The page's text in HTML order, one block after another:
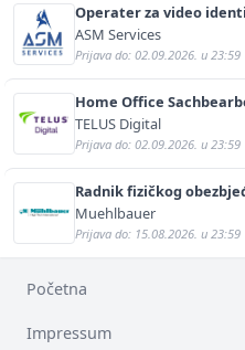
Operater za video
(m/ž)
ASM Services
Prijava do: 02.09.2026. u 23:59
Home Office
bekannten deutschen
TELUS Digital
Prijava do: 02.09.2026. u 23:59
Radnik fizičkog
Muehlbauer
Prijava do: 15.08.2026. u 23:59
Početna
Impressum